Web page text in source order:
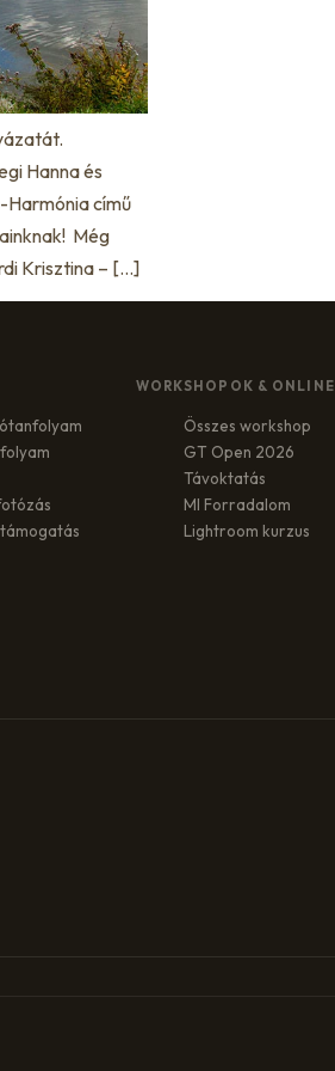
Hanna és
Harmónia című
Még
Krisztina – […]
WORKSHOPOK & ONLINE
Összes workshop
GT Open 2026
Távoktatás
MI Forradalom
Lightroom kurzus